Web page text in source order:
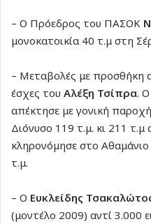
– Ο Πρόεδρος του ΠΑΣΟΚ
μονοκατοικία 40 τ.μ στη
– Μεταβολές με προσθήκη
έσχες του Αλέξη Τσίπρα.
απέκτησε με γονική
Διόνυσο 119 τ.μ. κι 211 τ.μ
κληρονόμησε στο
τ.μ.
– Ο Ευκλείδης
(μοντέλο 2009) αντί 3.000